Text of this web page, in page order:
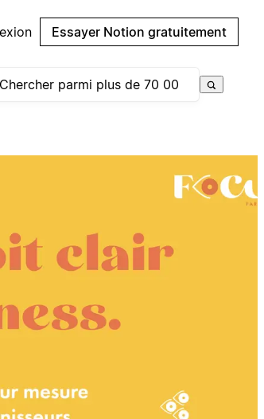
Essayer Notion gratuitement